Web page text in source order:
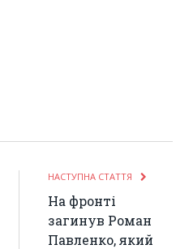
НАСТУПНА СТАТТЯ
На фронті
загинув Роман
Павленко, який